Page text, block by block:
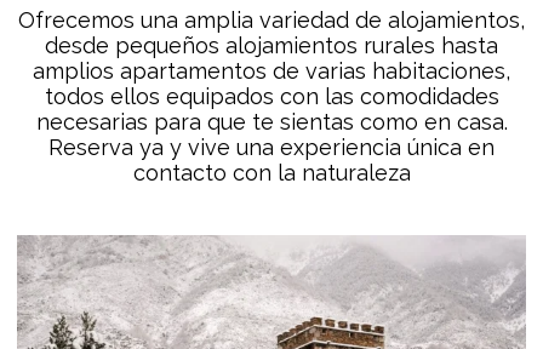
Ofrecemos una amplia variedad de alojamientos,
desde pequeños alojamientos rurales hasta
amplios apartamentos de varias habitaciones,
todos ellos equipados con las comodidades
necesarias para que te sientas como en casa.
Reserva ya y vive una experiencia única en
contacto con la naturaleza